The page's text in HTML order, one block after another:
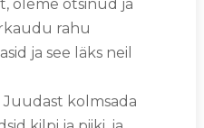
oleme otsinud ja
rahu
ja see läks neil
Juudast kolmsada